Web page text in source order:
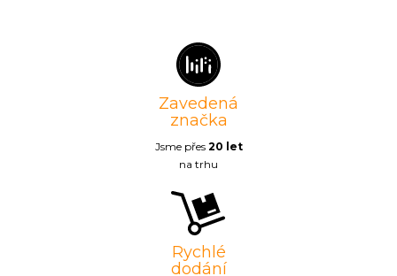
Zavedená
značka
Jsme přes 20 let
na trhu
Rychlé
dodání